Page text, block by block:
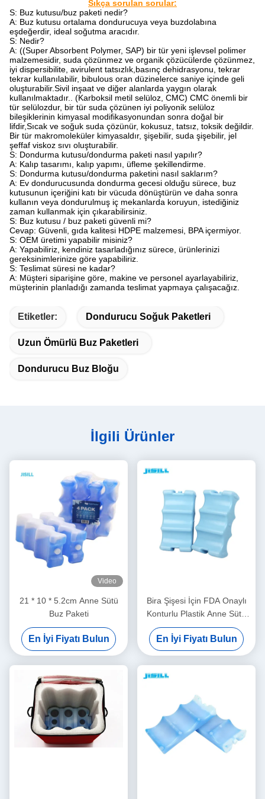
Sıkça sorulan sorular:
S: Buz kutusu/buz paketi nedir?
A: Buz kutusu ortalama dondurucuya veya buzdolabına
eşdeğerdir, ideal soğutma aracıdır.
S: Nedir?
A: ((Super Absorbent Polymer, SAP) bir tür yeni işlevsel polimer
malzemesidir, suda çözünmez ve organik çözücülerde çözünmez,
iyi dispersibilite, avirulent tatsızlık,basınç dehidrasyonu, tekrar
tekrar kullanılabilir, bibulous oran düzinelerce saniye içinde geli
oluşturabilir.Sivil inşaat ve diğer alanlarda yaygın olarak
kullanılmaktadır.. (Karboksil metil selüloz, CMC) CMC önemli bir
tür selülozdur, bir tür suda çözünen iyi poliyonik selüloz
bileşiklerinin kimyasal modifikasyonundan sonra doğal bir
lifdir,Sıcak ve soğuk suda çözünür, kokusuz, tatsız, toksik değildir.
Bir tür makromoleküler kimyasaldır, şişebilir, suda şişebilir, jel
şeffaf viskoz sıvı oluşturabilir.
S: Dondurma kutusu/dondurma paketi nasıl yapılır?
A: Kalıp tasarımı, kalıp yapımı, üfleme şekillendirme.
S: Dondurma kutusu/dondurma paketini nasıl saklarım?
A: Ev dondurucusunda dondurma gecesi olduğu sürece, buz
kutusunun içeriğini katı bir vücuda dönüştürün ve daha sonra
kullanın veya dondurulmuş iç mekanlarda koruyun, istediğiniz
zaman kullanmak için çıkarabilirsiniz.
S: Buz kutusu / buz paketi güvenli mi?
Cevap: Güvenli, gıda kalitesi HDPE malzemesi, BPA içermiyor.
S: OEM üretimi yapabilir misiniz?
A: Yapabiliriz, kendiniz tasarladığınız sürece, ürünlerinizi
gereksinimlerinize göre yapabiliriz.
S: Teslimat süresi ne kadar?
A: Müşteri siparişine göre, makine ve personel ayarlayabiliriz,
müşterinin planladığı zamanda teslimat yapmaya çalışacağız.
Etiketler: Dondurucu Soğuk Paketleri
Uzun Ömürlü Buz Paketleri
Dondurucu Buz Bloğu
İlgili Ürünler
Video
21 * 10 * 5.2cm Anne Sütü
Buz Paketi
En İyi Fiyatı Bulun
Bira Şişesi İçin FDA Onaylı
Konturlu Plastik Anne Sütü
Buz Paketi
En İyi Fiyatı Bulun